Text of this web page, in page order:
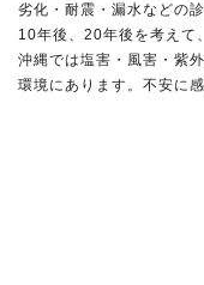
劣化・耐震・漏水などの
10年後、20年後を考えて
沖縄では塩害・風害・紫
環境にあります。不安に